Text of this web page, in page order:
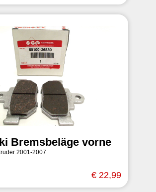
Bremsbeläge vorne
2001-2007
€ 22,99